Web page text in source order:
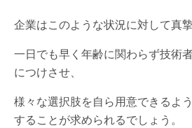
企業はこのような状況に対して真摯
一日でも早く年齢に関わらず技術
につけさせ、
様々な選択肢を自ら用意できるよ
することが求められるでしょう。